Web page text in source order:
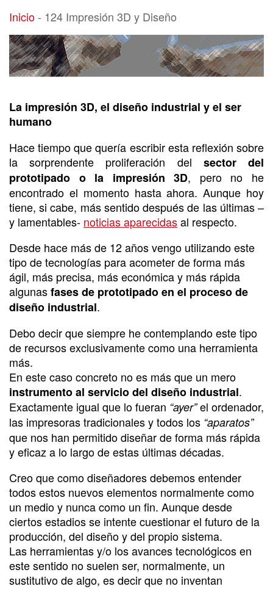
124 Impresión 3D y Diseño
Inicio- 124 Impresión 3D y Diseño
La impresión 3D, el diseño industrial y el ser
humano
Hace tiempo que quería escribir esta reflexión sobre
la sorprendente proliferación del sector del
prototipado o la impresión 3D, pero no he
encontrado el momento hasta ahora. Aunque hoy
tiene, si cabe, más sentido después de las últimas –
y lamentables- noticias aparecidasal respecto.
Desde hace más de 12 años vengo utilizando este
tipo de tecnologías para acometer de forma más
ágil, más precisa, más económica y más rápida
algunasfases de prototipado en el proceso de
diseño industrial.
Debo decir que siempre he contemplando este tipo
de recursos exclusivamente como una herramienta
más.
En este caso concreto no es más que un mero
instrumento al servicio del diseño industrial.
Exactamente igual que lo fueran “ayer”el ordenador,
las impresoras tradicionales y todos los “aparatos”
que nos han permitido diseñar de forma más rápida
y eficaz a lo largo de estas últimas décadas.
Creo que como diseñadores debemos entender
todos estos nuevos elementos normalmente como
un medio y nunca como un fin. Aunque desde
ciertos estadios se intente cuestionar el futuro de la
producción, del diseño y del propio sistema.
Las herramientas y/o los avances tecnológicos en
este sentido no suelen ser, normalmente, un
sustitutivo de algo, es decir que no inventan